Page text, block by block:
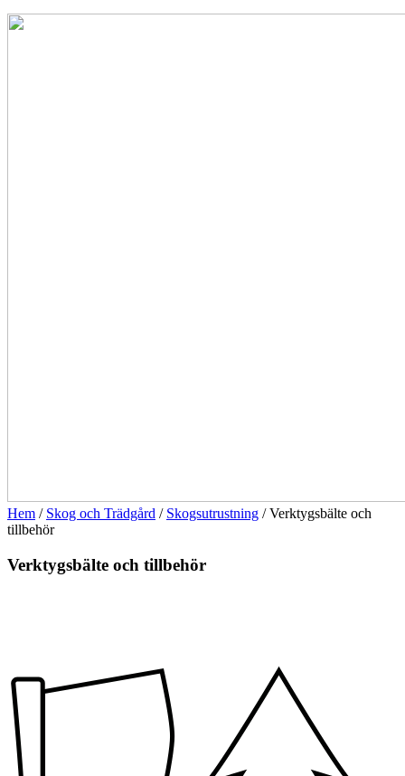
Hem / Skog och Trädgård / Skogsutrustning / Verktygsbälte och
tillbehör
Verktygsbälte och tillbehör